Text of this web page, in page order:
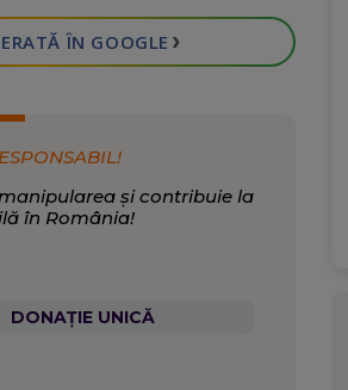
ÎN GOOGLE ›
și contribuie la
în România!
DONAȚIE UNICĂ